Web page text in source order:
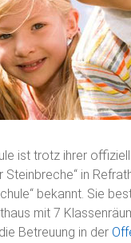
ist trotz ihrer
Steinbreche“ in
bekannt. Sie
mit 7
Betreuung in der